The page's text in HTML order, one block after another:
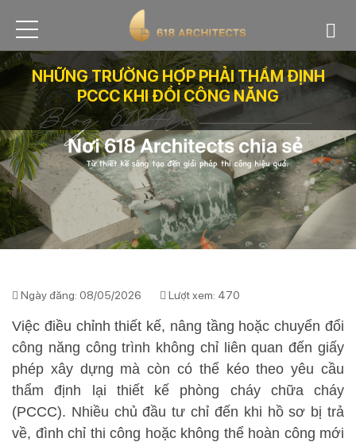
NHỮNG TRƯỜNG HỢP PHẢI THẨM ĐỊNH
PCCC KHI ĐỔI CÔNG NĂNG
Ngày đăng: 08/05/2026 Lượt xem: 470
Việc điều chỉnh thiết kế, nâng tầng hoặc chuyển đổi
công năng công trình không chỉ liên quan đến giấy
phép xây dựng mà còn có thể kéo theo yêu cầu
thẩm định lại thiết kế phòng cháy chữa cháy
(PCCC). Nhiều chủ đầu tư chỉ đến khi hồ sơ bị trả
về, đình chỉ thi công hoặc không thể hoàn công mới